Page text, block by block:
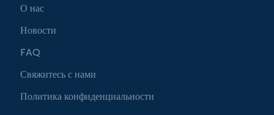
О нас
Новости
FAQ
Свяжитесь с нами
Политика конфиденциальности